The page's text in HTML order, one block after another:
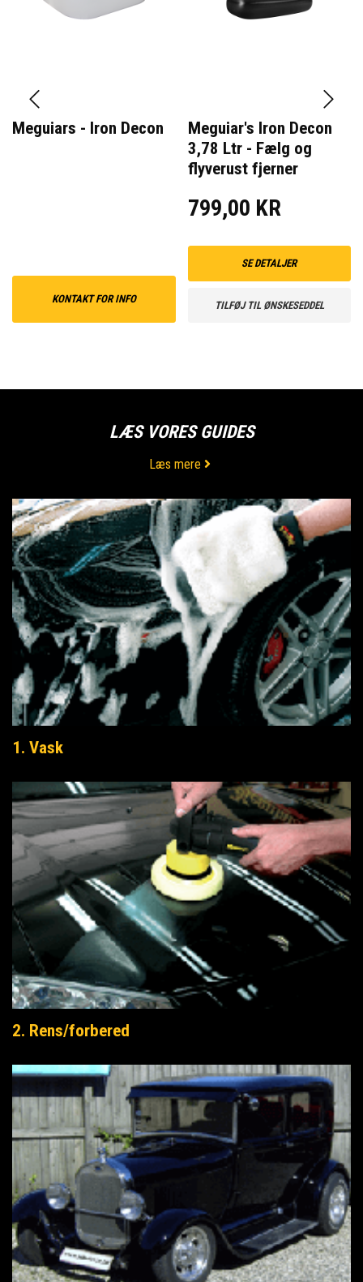
Meguiars - Iron Decon
KONTAKT FOR INFO
Meguiar's Iron Decon
3,78 Ltr - Fælg og
flyverust fjerner
799,00 KR
SE DETALJER
TILFØJ TIL ØNSKESEDDEL
LÆS VORES GUIDES
Læs mere
1. Vask
2. Rens/forbered